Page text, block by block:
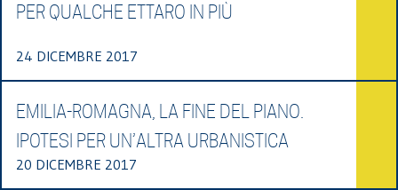
PER QUALCHE ETTARO IN PIÙ
24 DICEMBRE 2017
EMILIA-ROMAGNA, LA FINE DEL PIANO.
IPOTESI PER UN’ALTRA URBANISTICA
20 DICEMBRE 2017